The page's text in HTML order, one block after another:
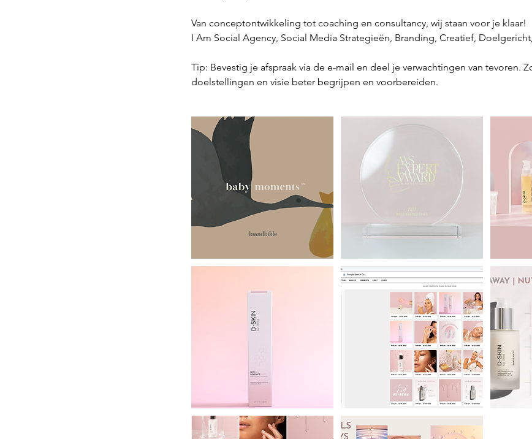
Van conceptontwikkeling tot coaching en consultancy, wij staan voor je klaar!
I Am Social Agency, Social Media Strategieën, Branding, Creatief,
Tip: Bevestig je afspraak via de e-mail en deel je verwachtingen van tevoren.